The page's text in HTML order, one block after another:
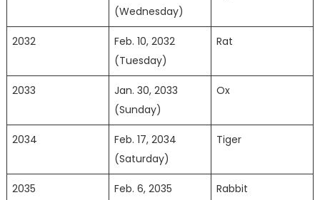
(Wednesday)
2032
Feb. 10, 2032
(Tuesday)
Rat
2033
Jan. 30, 2033
(Sunday)
Ox
2034
Feb. 17, 2034
(Saturday)
Tiger
2035
Feb. 6, 2035
Rabbit